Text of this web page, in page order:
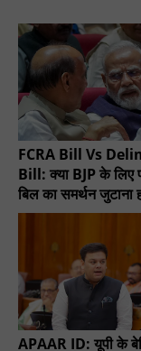
FCRA Bill Vs
Bill: क्या BJP के लिए
बिल का समर्थन जुटाना
मुश्किल?
APAAR ID: यूपी के